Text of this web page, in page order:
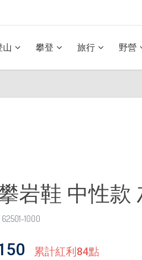
山 攀登 旅行 野營
岩鞋 中性款
1000
累計紅利84點